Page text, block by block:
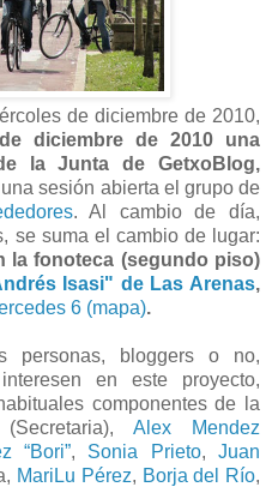
de diciembre de 2010,
diciembre de 2010una
la Junta de GetxoBlog,
sesión abierta el grupo de
. Al cambio de día,
se suma el cambio de lugar:
la fonoteca (segundo piso)
Isasi" de Las Arenas,
6 (mapa).
personas, bloggers o no,
en este proyecto,
componentes de la
(Secretaria), Alex Mendez
“Bori”, Sonia Prieto,Juan
MariLu Pérez, Borja del Río,